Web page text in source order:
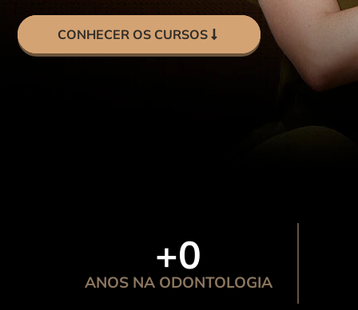
CONHECER OS CURSOS
ANOS NA ODONTOLOGIA
+0